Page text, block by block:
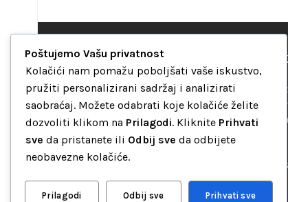
“Set Up S” d.o.o.
Maršala Tita b.b.
Avaz Robot centar
75000 Tuzla
Bosna i Hercegovina
+387 35 262 405
PODRŠKA
Našim
telefona ili
+387
Poštujemo Vašu privatnost
Kolačići nam pomažu poboljšati vaše iskustvo,
pružiti personalizirani sadržaj i analizirati
saobraćaj. Možete odabrati koje kolačiće želite
dozvoliti klikom na Prilagodi. Kliknite Prihvati
sve da pristanete ili Odbij sve da odbijete
neobavezne kolačiće.
Prilagodi Odbij sve Prihvati sve